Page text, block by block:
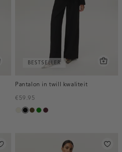
BESTSELLER
Pantalon in twill kwaliteit
€59.95
ecru
zwart
toffee
groenpruim,